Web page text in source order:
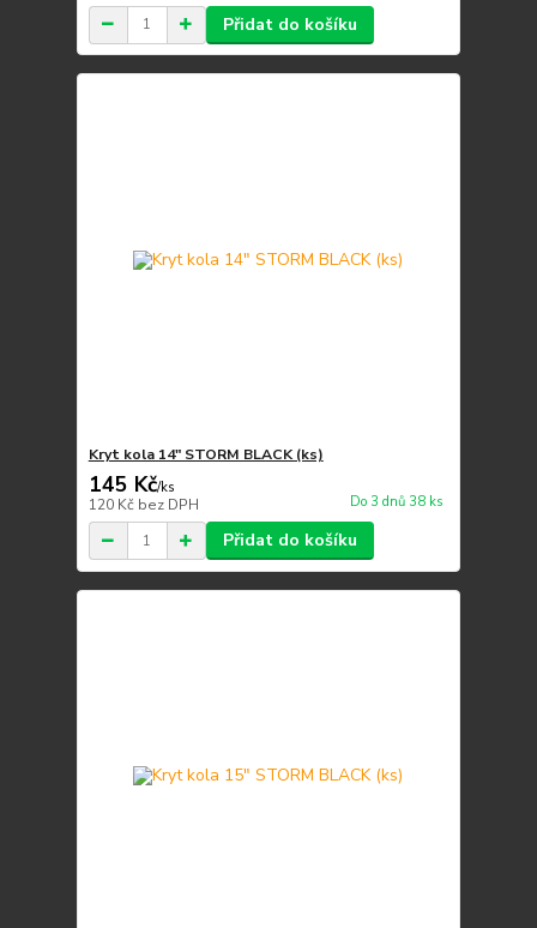
Přidat do košíku
Kryt kola 14" STORM BLACK (ks)
145 Kč/ks
120 Kč bez DPH Do 3 dnů 38 ks
Přidat do košíku